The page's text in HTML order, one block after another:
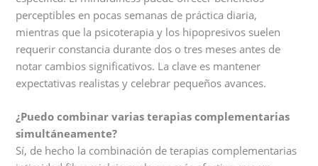
perceptibles en pocas semanas de práctica diaria,
mientras que la psicoterapia y los hipopresivos suelen
requerir constancia durante dos o tres meses antes de
notar cambios significativos. La clave es mantener
expectativas realistas y celebrar pequeños avances.
¿Puedo combinar varias terapias complementarias
simultáneamente?
Sí, de hecho la combinación de terapias complementarias